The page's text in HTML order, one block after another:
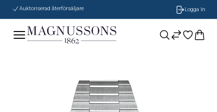
Auktoriserad återförsäljare Logga In